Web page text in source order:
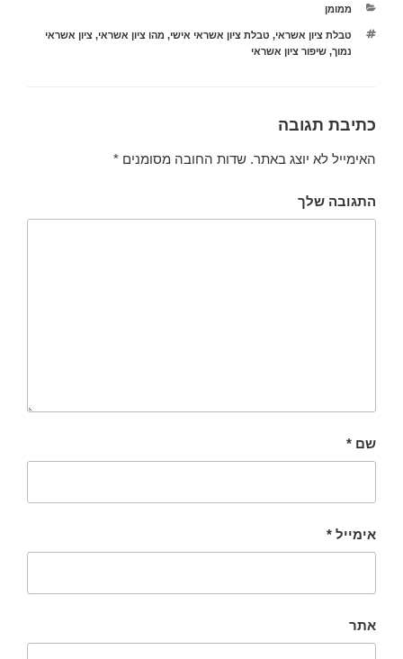
קטגוריות
ממומן
תגיות
טבלת ציון אשראי, טבלת ציון אשראי אישי, מהו ציון אשראי,ציון אשראי
נמוך,שיפור ציון אשראי
כתיבת תגובה
האימייל לא יוצג באתר. שדות החובה מסומנים *
התגובה שלך
שם *
אימייל *
אתר